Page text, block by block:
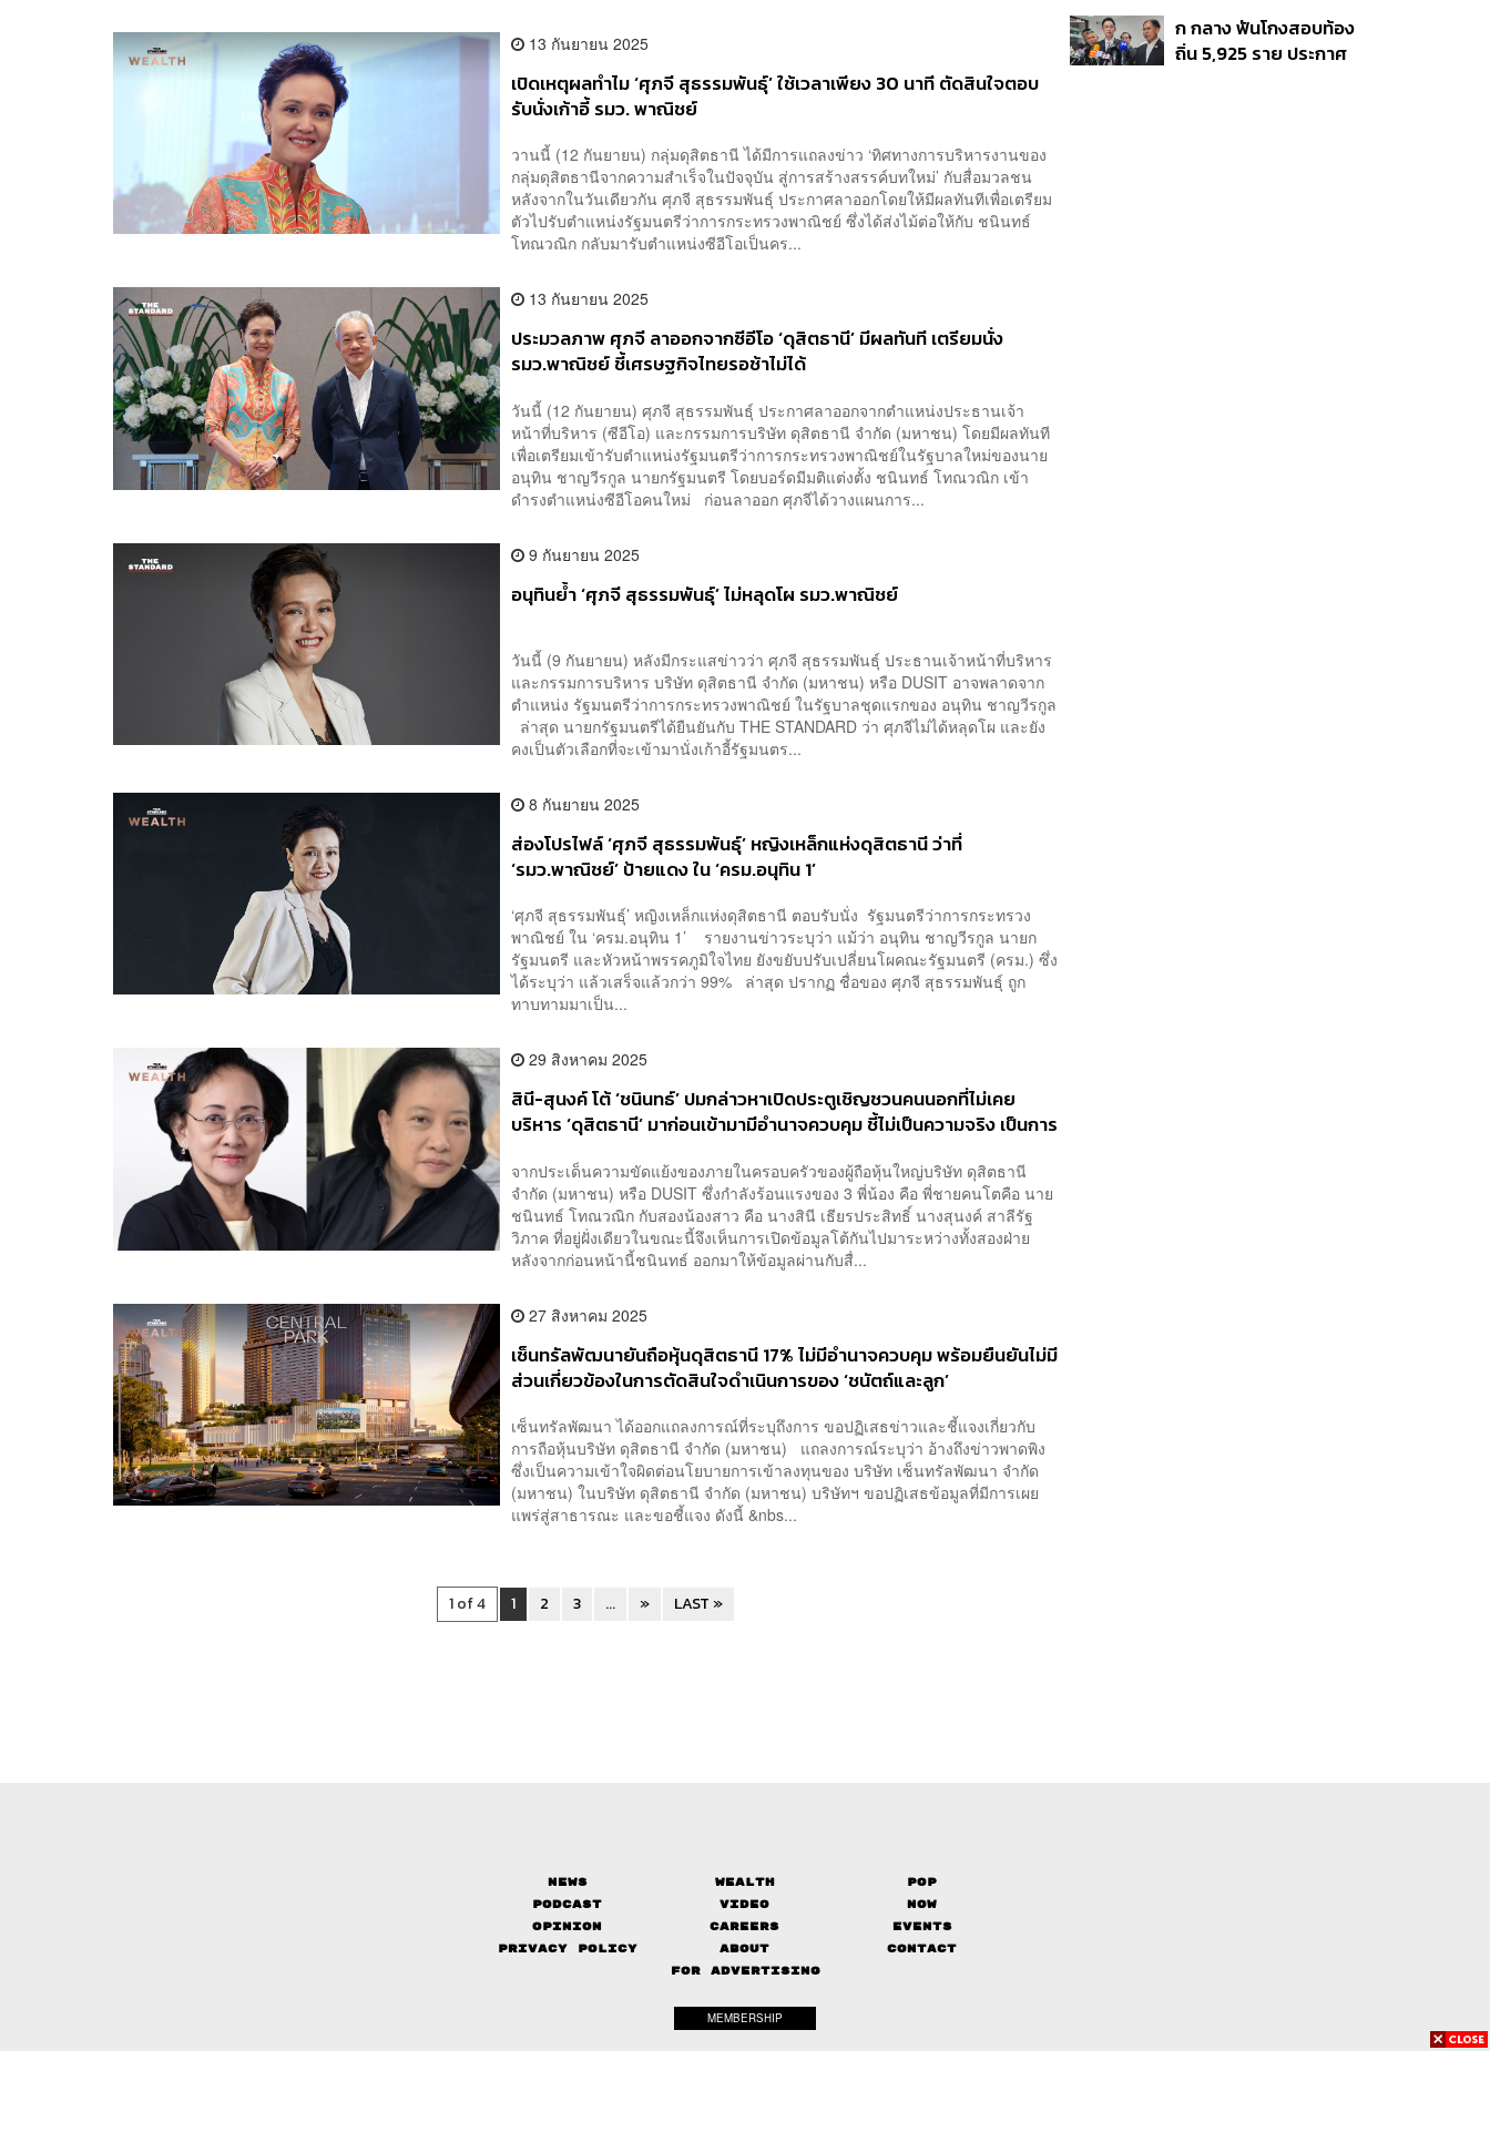
13 กันยายน 2025
เปิดเหตุผลทำไม ‘ศุภจี สุธรรมพันธุ์’ ใช้เวลาเพียง 30 นาที ตัดสินใจตอบ
รับนั่งเก้าอี้ รมว. พาณิชย์
วานนี้ (12 กันยายน) กลุ่มดุสิตธานี ได้มีการแถลงข่าว ‘ทิศทางการบริหารงานของ
กลุ่มดุสิตธานีจากความสำเร็จในปัจจุบัน สู่การสร้างสรรค์บทใหม่’ กับสื่อมวลชน
หลังจากในวันเดียวกัน ศุภจี สุธรรมพันธุ์ ประกาศลาออกโดยให้มีผลทันทีเพื่อเตรียม
ตัวไปรับตำแหน่งรัฐมนตรีว่าการกระทรวงพาณิชย์ ซึ่งได้ส่งไม้ต่อให้กับ ชนินทธ์
โทณวณิก กลับมารับตำแหน่งซีอีโอเป็นคร...
13 กันยายน 2025
ประมวลภาพ ศุภจี ลาออกจากซีอีโอ ‘ดุสิตธานี’ มีผลทันที เตรียมนั่ง
รมว.พาณิชย์ ชี้เศรษฐกิจไทยรอช้าไม่ได้
วันนี้ (12 กันยายน) ศุภจี สุธรรมพันธุ์ ประกาศลาออกจากตำแหน่งประธานเจ้า
หน้าที่บริหาร (ซีอีโอ) และกรรมการบริษัท ดุสิตธานี จำกัด (มหาชน) โดยมีผลทันที
เพื่อเตรียมเข้ารับตำแหน่งรัฐมนตรีว่าการกระทรวงพาณิชย์ในรัฐบาลใหม่ของนาย
อนุทิน ชาญวีรกูล นายกรัฐมนตรี โดยบอร์ดมีมติแต่งตั้ง ชนินทธ์ โทณวณิก เข้า
ดำรงตำแหน่งซีอีโอคนใหม่ ก่อนลาออก ศุภจีได้วางแผนการ...
9 กันยายน 2025
อนุทินย้ำ ‘ศุภจี สุธรรมพันธุ์’ ไม่หลุดโผ รมว.พาณิชย์
วันนี้ (9 กันยายน) หลังมีกระแสข่าวว่า ศุภจี สุธรรมพันธุ์ ประธานเจ้าหน้าที่บริหาร
และกรรมการบริหาร บริษัท ดุสิตธานี จำกัด (มหาชน) หรือ DUSIT อาจพลาดจาก
ตำแหน่ง รัฐมนตรีว่าการกระทรวงพาณิชย์ ในรัฐบาลชุดแรกของ อนุทิน ชาญวีรกูล
ล่าสุด นายกรัฐมนตรีได้ยืนยันกับ THE STANDARD ว่า ศุภจีไม่ได้หลุดโผ และยัง
คงเป็นตัวเลือกที่จะเข้ามานั่งเก้าอี้รัฐมนตร...
8 กันยายน 2025
ส่องโปรไฟล์ ‘ศุภจี สุธรรมพันธุ์’ หญิงเหล็กแห่งดุสิตธานี ว่าที่
‘รมว.พาณิชย์’ ป้ายแดง ใน ‘ครม.อนุทิน 1’
‘ศุภจี สุธรรมพันธุ์’ หญิงเหล็กแห่งดุสิตธานี ตอบรับนั่ง รัฐมนตรีว่าการกระทรวง
พาณิชย์ ใน ‘ครม.อนุทิน 1’ รายงานข่าวระบุว่า แม้ว่า อนุทิน ชาญวีรกูล นายก
รัฐมนตรี และหัวหน้าพรรคภูมิใจไทย ยังขยับปรับเปลี่ยนโผคณะรัฐมนตรี (ครม.) ซึ่ง
ได้ระบุว่า แล้วเสร็จแล้วกว่า 99% ล่าสุด ปรากฏ ชื่อของ ศุภจี สุธรรมพันธุ์ ถูก
ทาบทามมาเป็น...
29 สิงหาคม 2025
สินี-สุนงค์ โต้ ‘ชนินทธ์’ ปมกล่าวหาเปิดประตูเชิญชวนคนนอกที่ไม่เคย
บริหาร ‘ดุสิตธานี’ มาก่อนเข้ามามีอำนาจควบคุม ชี้ไม่เป็นความจริง เป็นการ
จากประเด็นความขัดแย้งของภายในครอบครัวของผู้ถือหุ้นใหญ่บริษัท ดุสิตธานี
จำกัด (มหาชน) หรือ DUSIT ซึ่งกำลังร้อนแรงของ 3 พี่น้อง คือ พี่ชายคนโตคือ นาย
ชนินทธ์ โทณวณิก กับสองน้องสาว คือ นางสินี เธียรประสิทธิ์ นางสุนงค์ สาลีรัฐ
วิภาค ที่อยู่ฝั่งเดียวในขณะนี้จึงเห็นการเปิดข้อมูลโต้กันไปมาระหว่างทั้งสองฝ่าย
หลังจากก่อนหน้านี้ชนินทธ์ ออกมาให้ข้อมูลผ่านกับสื่...
27 สิงหาคม 2025
เซ็นทรัลพัฒนายันถือหุ้นดุสิตธานี 17% ไม่มีอำนาจควบคุม พร้อมยืนยันไม่มี
ส่วนเกี่ยวข้องในการตัดสินใจดำเนินการของ ‘ชนัตถ์และลูก’
เซ็นทรัลพัฒนา ได้ออกแถลงการณ์ที่ระบุถึงการ ขอปฏิเสธข่าวและชี้แจงเกี่ยวกับ
การถือหุ้นบริษัท ดุสิตธานี จำกัด (มหาชน) แถลงการณ์ระบุว่า อ้างถึงข่าวพาดพิง
ซึ่งเป็นความเข้าใจผิดต่อนโยบายการเข้าลงทุนของ บริษัท เซ็นทรัลพัฒนา จำกัด
(มหาชน) ในบริษัท ดุสิตธานี จำกัด (มหาชน) บริษัทฯ ขอปฏิเสธข้อมูลที่มีการเผย
แพร่สู่สาธารณะ และขอชี้แจง ดังนี้ &nbs...
1 of 4 1 2 3 ... » LAST »
350’ เสริมความมั่นคง
ชายแดน
ก กลาง ฟันโกงสอบท้อง
ถิ่น 5,925 ราย ประกาศ
News Wealth
Pop
Podcast
Video
Now
Opinion
Careers
Events
Privacy Policy
About
Contact
FOR ADVERTISING
MEMBERSHIP